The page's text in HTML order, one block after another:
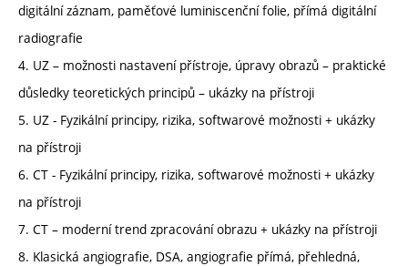
digitální záznam, paměťové luminiscenční folie, přímá digitální
radiografie
4. UZ – možnosti nastavení přístroje, úpravy obrazů – praktické
důsledky teoretických principů – ukázky na přístroji
5. UZ - Fyzikální principy, rizika, softwarové možnosti + ukázky
na přístroji
6. CT - Fyzikální principy, rizika, softwarové možnosti + ukázky
na přístroji
7. CT – moderní trend zpracování obrazu + ukázky na přístroji
8. Klasická angiografie, DSA, angiografie přímá, přehledná,